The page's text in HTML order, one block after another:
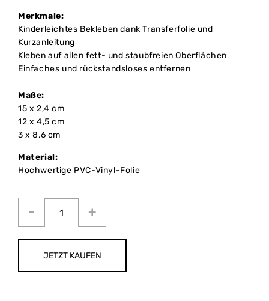
Merkmale:
Kinderleichtes Bekleben dank Transferfolie und
Kurzanleitung
Kleben auf allen fett- und staubfreien Oberflächen
Einfaches und rückstandsloses entfernen
Maße:
15 x 2,4 cm
12 x 4,5 cm
3 x 8,6 cm
Material:
Hochwertige PVC-Vinyl-Folie
JETZT KAUFEN